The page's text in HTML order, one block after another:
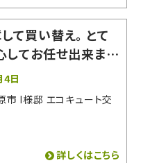
て買い替え。 とて
してお任せ出来まし
日
市 I様邸 エコキュート交
詳しくはこちら